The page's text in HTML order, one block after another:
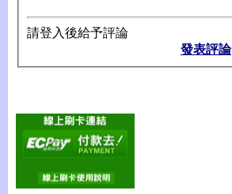
請登入後給予評論
發表評論